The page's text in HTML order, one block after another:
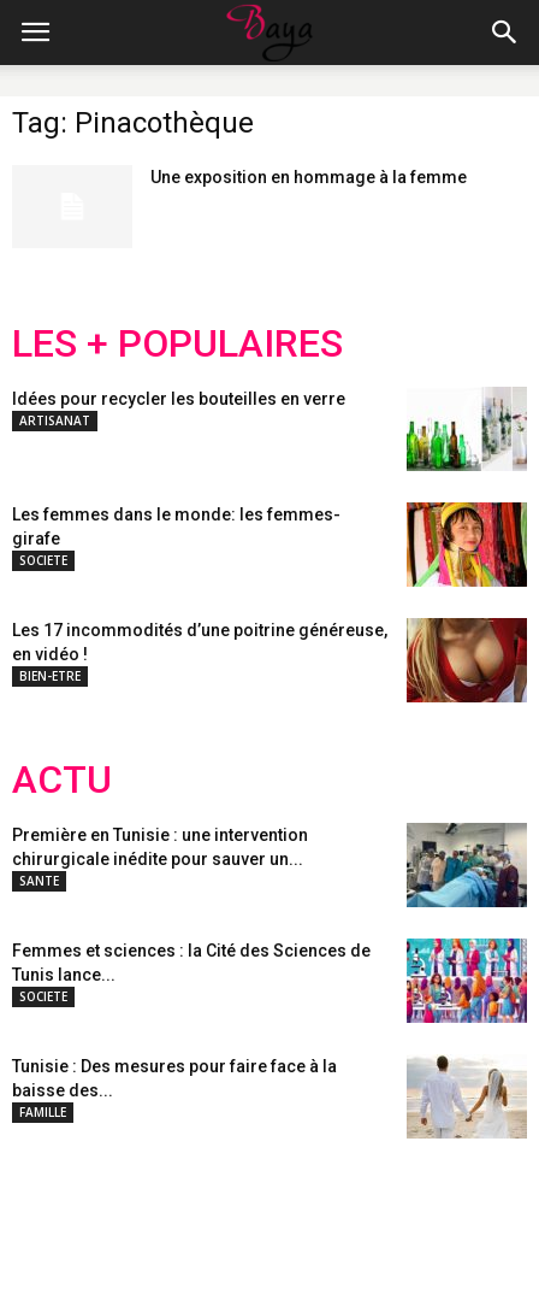
Tag: Pinacothèque
Une exposition en hommage à la femme
LES + POPULAIRES
Idées pour recycler les bouteilles en verre
ARTISANAT
Les femmes dans le monde: les femmes-
girafe
SOCIETE
Les 17 incommodités d’une poitrine généreuse,
en vidéo !
BIEN-ETRE
ACTU
Première en Tunisie : une intervention
chirurgicale inédite pour sauver un...
SANTE
Femmes et sciences : la Cité des Sciences de
Tunis lance...
SOCIETE
Tunisie : Des mesures pour faire face à la
baisse des...
FAMILLE